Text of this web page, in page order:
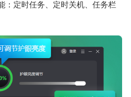
：定时任务、定时关机、任务栏